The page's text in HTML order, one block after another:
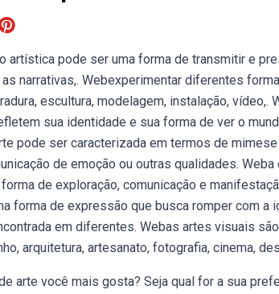
artística pode ser uma forma de transmitir e
narrativas,. Webexperimentar diferentes
escultura, modelagem, instalação,
sua identidade e sua forma de ver o
pode ser caracterizada em termos de
de emoção ou outras qualidades.
de exploração, comunicação e
forma de expressão que busca romper com a
em diferentes. Webas artes visuais
arquitetura, artesanato, fotografia, cinema,
arte você mais gosta? Seja qual for a sua